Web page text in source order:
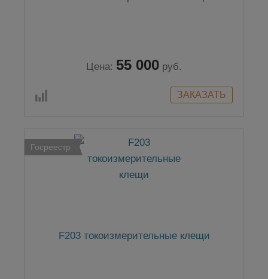
Цена: 55 000 руб.
Госреестр
F203 токоизмерительные клещи